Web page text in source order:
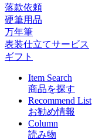
落款依頼
硬筆用品
万年筆
表装仕立てサービス
ギフト
Item Search
商品を探す
Recommend List
お勧め情報
Column
読み物